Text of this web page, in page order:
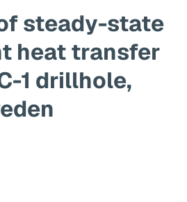
steady-state
heat transfer
1 drillhole,